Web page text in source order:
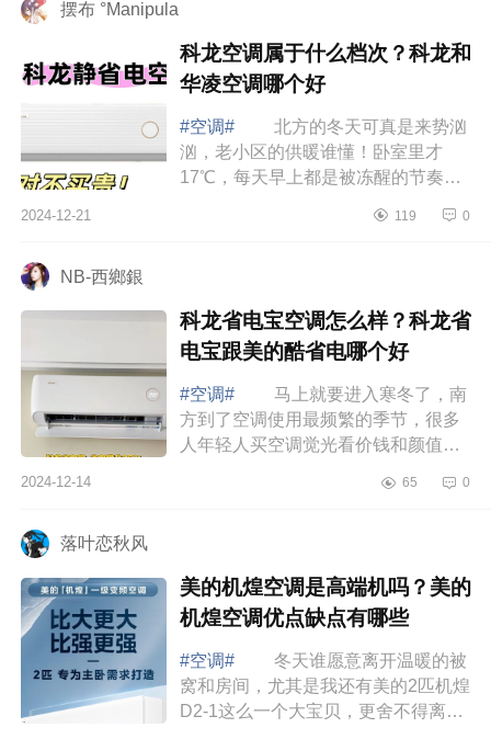
摆布 °Manipula
科龙空调属于什么档次？科龙和
华凌空调哪个好
#空调#
北方的冬天可真是来势汹
汹，老小区的供暖谁懂！卧室里才
17℃，每天早上都是被冻醒的节奏，
面小编为大家介绍下科龙空调属于什
2024-12-21 119 0
NB-西鄉銀
科龙省电宝空调怎么样？科龙省
电宝跟美的酷省电哪个好
#空调#
马上就要进入寒冬了，南
方到了空调使用最频繁的季节，很多
人年轻人买空调觉光看价钱和颜值，
过日子怎能不精打细算，如果空调不
2024-12-14 65 0
落叶恋秋风
美的机煌空调是高端机吗？美的
机煌空调优点缺点有哪些
#空调#
冬天谁愿意离开温暖的被
窝和房间，尤其是我还有美的2匹机煌
D2-1这么一个大宝贝，更舍不得离开